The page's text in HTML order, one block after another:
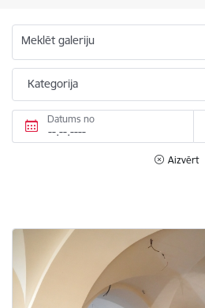
Meklēt galeriju
Kategorija
Datums no
Aizvērt